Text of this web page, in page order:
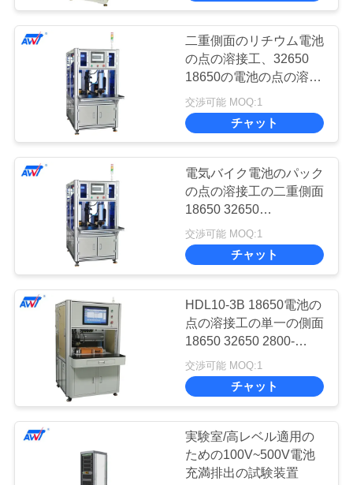
質
管
問
せ
ー
ス
験装置
電池の分類機械
11
電池の内部抵抗のテ
スター
8
10
二重側面のリチウム電池
の点の溶接工、32650
18650の電池の点の溶接
工AC380V 5000A
交渉可能 MOQ:1
チャット
電気バイク電池のパック
の点の溶接工の二重側面
18650 32650
600*300mm
交渉可能 MOQ:1
チャット
HDL10-3B 18650電池の
点の溶接工の単一の側面
18650 32650 2800-
3500pcs/Hrs
交渉可能 MOQ:1
チャット
実験室/高レベル適用の
ための100V~500V電池
充満排出の試験装置